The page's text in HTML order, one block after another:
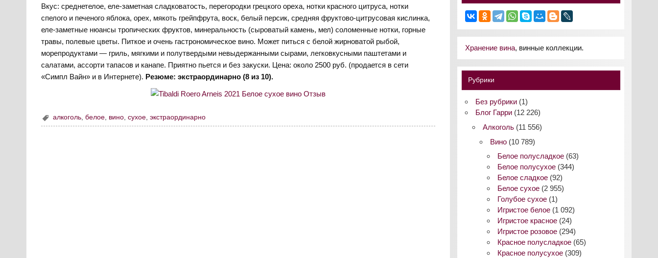
Вкус: среднетелое, еле-заметная сладковатость, перегородки грецкого ореха, нотки красного цитруса, нотки
спелого и печеного яблока, орех, мякоть грейпфрута, воск, белый персик, средняя фруктово-цитрусовая кислинка,
еле-заметные нюансы тропических фруктов, минеральность (сыроватый камень, мел) соломенные нотки, горные
травы, полевые цветы. Питкое и очень гастрономическое вино. Может питься с белой жирноватой рыбой,
морепродуктами — гриль, мягкими и полутвердыми невыдержанными сырами, легковкусными паштетами и
салатами, ассорти тапасов и канапе. Приятно пьется и без закуски. Цена: около 2500 руб. (продается в сети
«Симпл Вайн» и в Интернете). Резюме: экстраординарно (8 из 10).
алкоголь ,белое вино ,сухое ,экстраординарно
Хранение вина, винные коллекции.
Рубрики
Без рубрики(1)
Блог Гарри(12 226)
Алкоголь (11 556)
Вино (10 789)
Белое полусладкое (63)
Белое полусухое (344)
Белое сладкое (92)
Белое сухое (2 955)
Голубое сухое (1)
Игристое белое (1 092)
Игристое красное (24)
Игристое розовое (294)
Красное полусладкое (65)
Красное полусухое (309)